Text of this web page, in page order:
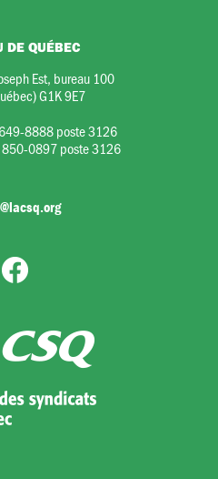
DE QUÉBEC
Est, bureau 100
G1K 9E7
8888 poste 3126
0897 poste 3126